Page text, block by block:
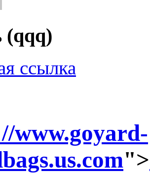
(qqq)
ссылка
www.goyard-
">